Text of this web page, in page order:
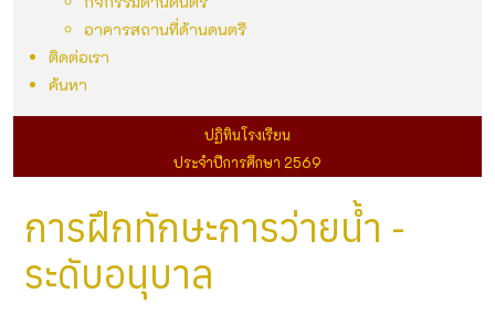
อาคารสถานที่ด้านดนตรี
ติดต่อเรา
ค้นหา
ปฏิทินโรงเรียน
ประจำปีการศึกษา 2569
การฝึกทักษะการว่ายน้ำ -
ระดับอนุบาล